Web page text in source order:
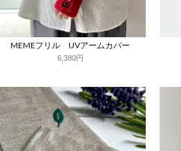
MEMEフリル UVアームカバー
6,380円